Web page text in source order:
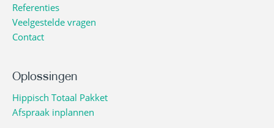
Referenties
Veelgestelde vragen
Contact
Oplossingen
Hippisch Totaal Pakket
Afspraak inplannen